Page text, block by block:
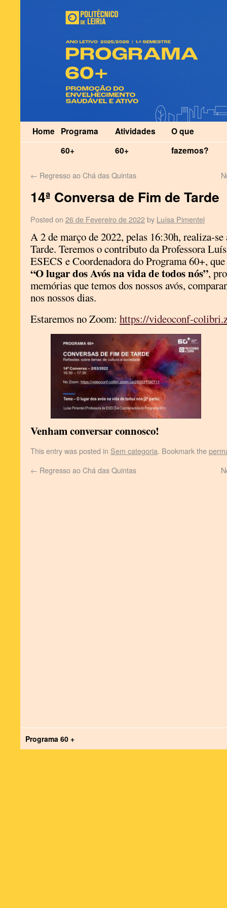
Home Programa
60+
Atividades
60+
O que
fazemos?
← Regresso ao Chá das Quintas
14ª Conversa de Fim de Tarde
Posted on 26 de Fevereiro de 2022by Luísa Pimentel
A 2 de março de 2022, pelas 16:30h, realiza-se
Tarde. Teremos o contributo da Professora
ESECS e Coordenadora do Programa 60+,
“O lugar dos Avós na vida de todos nós”,
memórias que temos dos nossos avós,
nos nossos dias.
Estaremos no Zoom: https://videoconf-
Venham conversar connosco!
This entry was posted in Sem categoria. Bookmark the
← Regresso ao Chá das Quintas
Programa 60 +